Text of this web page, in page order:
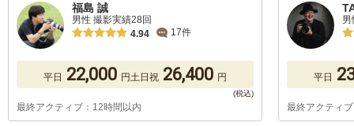
福島 誠
男性 撮影実績28回
4.94
17件
平日 22,000 円土日祝 26,400 円
最終アクティブ：12時間以内
平日
最終アクティ